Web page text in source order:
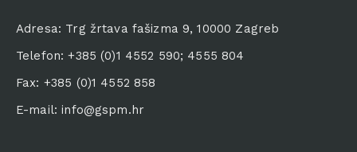
Adresa: Trg žrtava fašizma 9, 10000 Zagreb
Telefon: +385 (0)1 4552 590; 4555 804
Fax: +385 (0)1 4552 858
E-mail: info@gspm.hr